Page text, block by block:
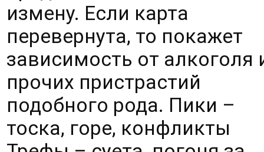
измену. Если карта
перевернута, то покажет
зависимость от алкоголя
прочих пристрастий
подобного рода. Пики –
тоска, горе, конфликты